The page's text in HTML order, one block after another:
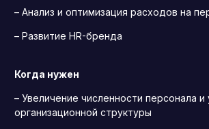
– Анализ и оптимизация расходов на
– Развитие HR-бренда
Когда нужен
– Увеличение численности персонала
организационной структуры